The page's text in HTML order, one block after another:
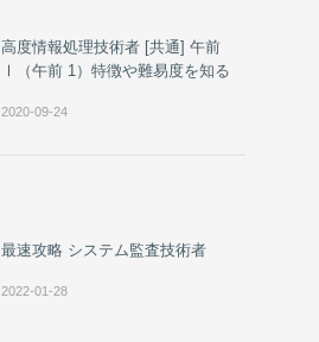
高度情報処理技術者 [共通] 午前
Ⅰ（午前 1）特徴や難易度を知る
2020-09-24
最速攻略 システム監査技術者
2022-01-28